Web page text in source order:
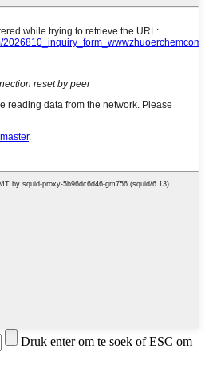
Druk enter om te soek of ESC om